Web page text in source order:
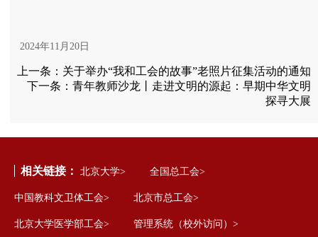
2024年11月20日
上一条： 关于举办“我和工会的故事”老照片征集活动的通知
下一条： 青年教师沙龙丨走进文明的源起：早期中华文明
探寻大展
相关链接： 北京大学> 全国总工会>
中国教科文卫体工会> 北京市总工会>
北京大学医学部工会> 管理系统（校外访问）>